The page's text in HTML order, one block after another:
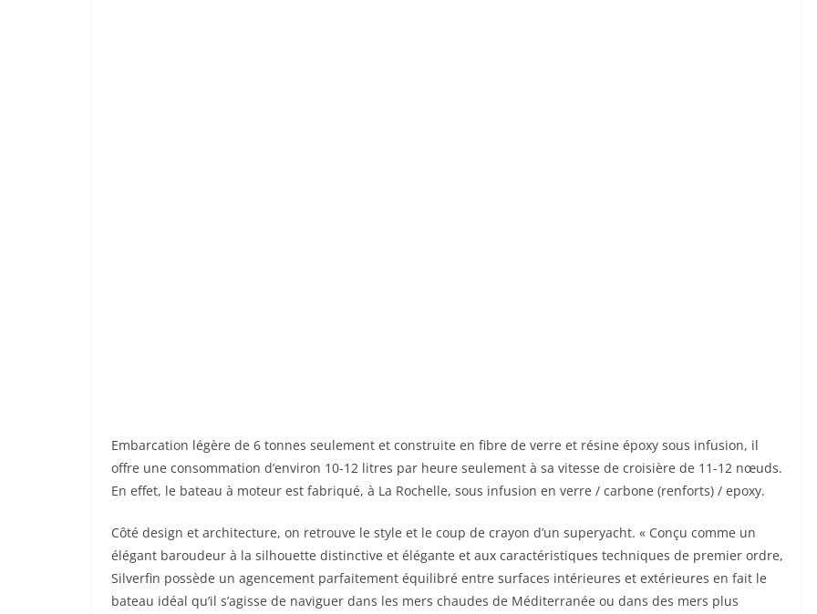
Embarcation légère de 6 tonnes seulement et construite en fibre de verre et résine époxy sous infusion, il
offre une consommation d’environ 10-12 litres par heure seulement à sa vitesse de croisière de 11-12 nœuds.
En effet, le bateau à moteur est fabriqué, à La Rochelle, sous infusion en verre / carbone (renforts) / epoxy.
Côté design et architecture, on retrouve le style et le coup de crayon d’un superyacht. « Conçu comme un
élégant baroudeur à la silhouette distinctive et élégante et aux caractéristiques techniques de premier ordre,
Silverfin possède un agencement parfaitement équilibré entre surfaces intérieures et extérieures en fait le
bateau idéal qu’il s’agisse de naviguer dans les mers chaudes de Méditerranée ou dans des mers plus